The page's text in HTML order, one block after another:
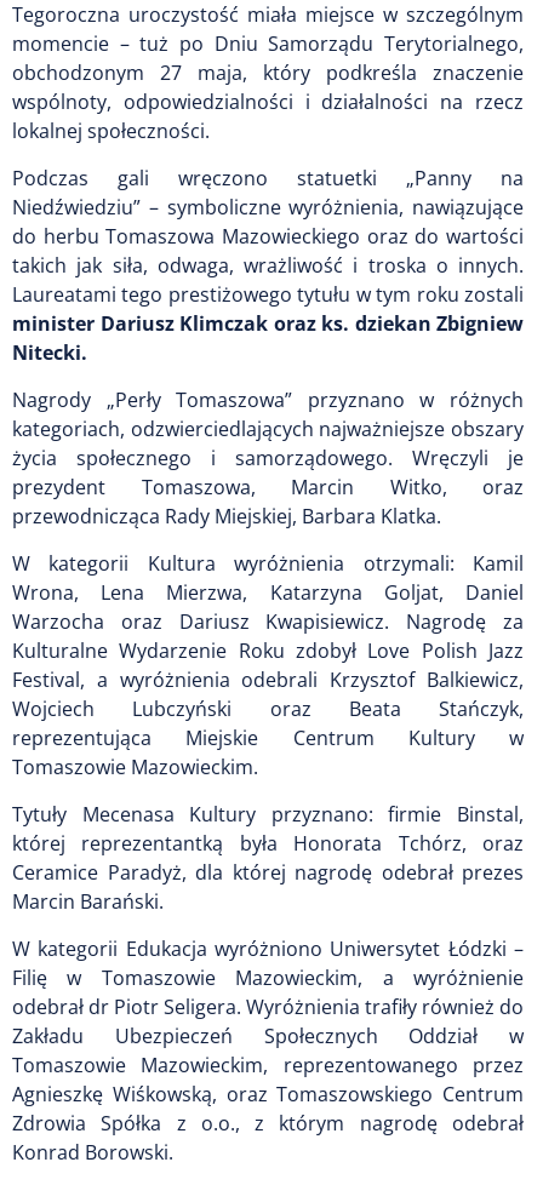
Tegoroczna uroczystość miała miejsce w szczególnym
momencie – tuż po Dniu Samorządu Terytorialnego,
obchodzonym 27 maja, który podkreśla znaczenie
wspólnoty, odpowiedzialności i działalności na rzecz
lokalnej społeczności.
Podczas gali wręczono statuetki „Panny na
Niedźwiedziu” – symboliczne wyróżnienia, nawiązujące
do herbu Tomaszowa Mazowieckiego oraz do wartości
takich jak siła, odwaga, wrażliwość i troska o innych.
Laureatami tego prestiżowego tytułu w tym roku zostali
minister Dariusz Klimczak oraz ks. dziekan Zbigniew
Nitecki.
Nagrody „Perły Tomaszowa” przyznano w różnych
kategoriach, odzwierciedlających najważniejsze obszary
życia społecznego i samorządowego. Wręczyli je
prezydent Tomaszowa, Marcin Witko, oraz
przewodnicząca Rady Miejskiej, Barbara Klatka.
W kategorii Kultura wyróżnienia otrzymali: Kamil
Wrona, Lena Mierzwa, Katarzyna Goljat, Daniel
Warzocha oraz Dariusz Kwapisiewicz. Nagrodę za
Kulturalne Wydarzenie Roku zdobył Love Polish Jazz
Festival, a wyróżnienia odebrali Krzysztof Balkiewicz,
Wojciech Lubczyński oraz Beata Stańczyk,
reprezentująca Miejskie Centrum Kultury w
Tomaszowie Mazowieckim.
Tytuły Mecenasa Kultury przyznano: firmie Binstal,
której reprezentantką była Honorata Tchórz, oraz
Ceramice Paradyż, dla której nagrodę odebrał prezes
Marcin Barański.
W kategorii Edukacja wyróżniono Uniwersytet Łódzki –
Filię w Tomaszowie Mazowieckim, a wyróżnienie
odebrał dr Piotr Seligera. Wyróżnienia trafiły również do
Zakładu Ubezpieczeń Społecznych Oddział w
Tomaszowie Mazowieckim, reprezentowanego przez
Agnieszkę Wiśkowską, oraz Tomaszowskiego Centrum
Zdrowia Spółka z o.o., z którym nagrodę odebrał
Konrad Borowski.